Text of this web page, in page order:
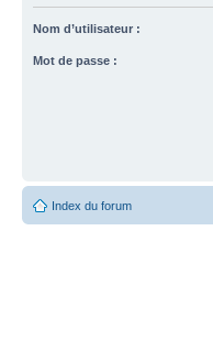
Nom d’utilisateur :
Mot de passe :
Index du forum